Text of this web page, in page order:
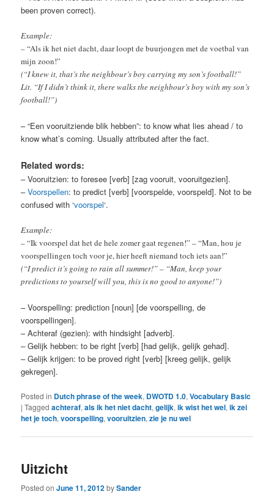
been proven correct).
Example:
–“Als ik het niet dacht, daar loopt de buurjongen met de voetbal van
mijn zoon!”
(“I knew it, that’s the neighbour’s boy carrying my son’s football!”
Lit. “If I didn’t think it, there walks the neighbour’s boy with my son’s
football!”)
– “Een vooruitziende blik hebben”: to know what lies ahead / to
know what’s coming. Usually attributed after the fact.
Related words:
– Vooruitzien: to foresee [verb] [zag vooruit, vooruitgezien].
–Voorspellen: to predict [verb] [voorspelde, voorspeld]. Not to be
confused with ‘voorspel‘.
Example:
– “Ik voorspel dat het de hele zomer gaat regenen!” – “Man, hou je
voorspellingen toch voor je, hier heeft niemand toch iets aan!”
(“I predict it’s going to rain all summer!” – “Man, keep your
predictions to yourself will you, this is no good to anyone!”)
– Voorspelling: prediction [noun] [de voorspelling, de
voorspellingen].
– Achteraf (gezien): with hindsight [adverb].
– Gelijk hebben: to be right [verb] [had gelijk, gelijk gehad].
– Gelijk krijgen: to be proved right [verb] [kreeg gelijk, gelijk
gekregen].
Posted in Dutch phrase of the week, DWOTD 1.0,Vocabulary Basic
|Tagged achteraf,als ik het niet dacht,gelijk,ik wist het wel,ik zei
het je toch,voorspelling,vooruitzien,zie je nu wel
Uitzicht
Posted onJune 11, 2012bySander